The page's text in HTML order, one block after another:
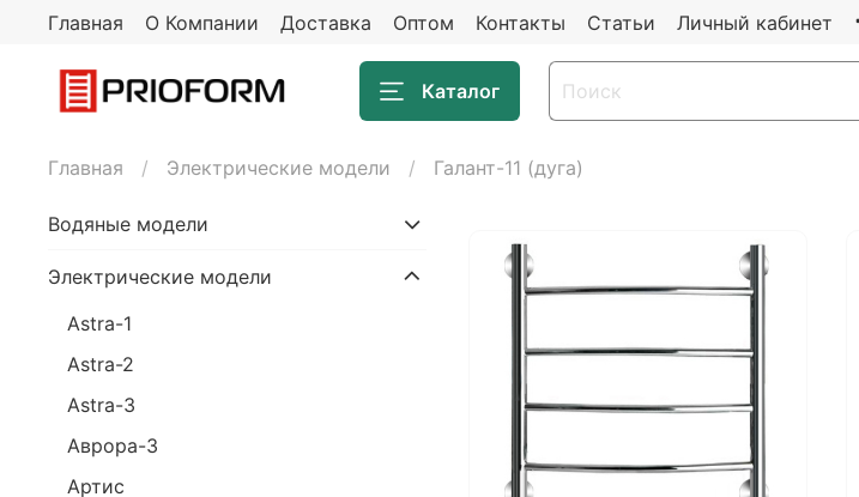
Главная О Компании Доставка Оптом Контакты Статьи Личный кабинет
Каталог
Главная Электрические модели Галант-11 (дуга)
Водяные модели
Электрические модели
Astra-1
Astra-2
Astra-3
Аврора-3
Артис